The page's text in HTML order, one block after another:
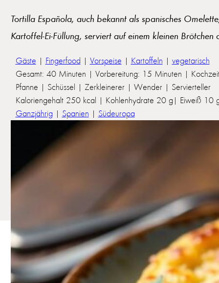
Tortilla Española, auch bekannt als spanisches
Kartoffel-Ei-Füllung, serviert auf einem kleinen
Gäste | Fingerfood | Vorspeise | Kartoffeln | vegetarisch
Gesamt: 40 Minuten | Vorbereitung: 15 Minuten |
Pfanne | Schüssel | Zerkleinerer | Wender | Servierteller
Kaloriengehalt 250 kcal | Kohlenhydrate 20 g| Eiweiß 10
Ganzjährig | Spanien | Südeuropa